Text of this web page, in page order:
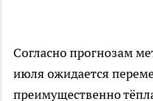
Согласно прогнозам
июля ожидается
преимущественно